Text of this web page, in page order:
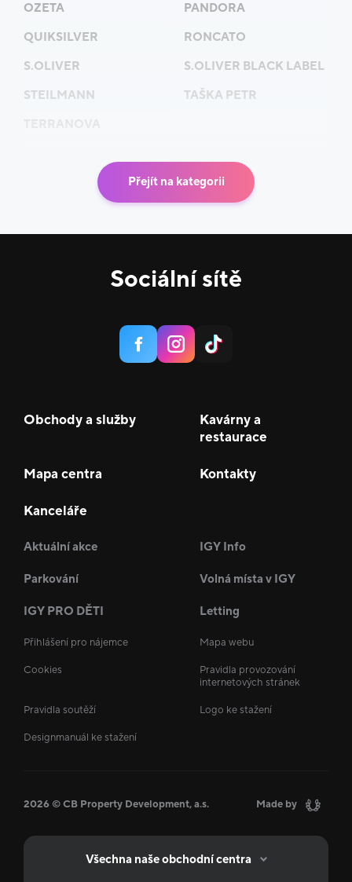
OZETA
PANDORA
QUIKSILVER
RONCATO
S.OLIVER
S.OLIVER BLACK LABEL
STEILMANN
TAŠKA PETR
Přejít na kategorii
Sociální sítě
Obchody a služby
Kavárny a
restaurace
Mapa centra Kontakty
Kanceláře
Aktuální akce IGY Info
Parkování Volná místa v IGY
IGY PRO DĚTI Letting
Přihlášení pro nájemce Mapa webu
Cookies
Pravidla provozování
internetových stránek
Pravidla soutěží Logo ke stažení
Designmanuál ke stažení
2026 © CB Property Development, a.s. Made by
Všechna naše obchodní centra